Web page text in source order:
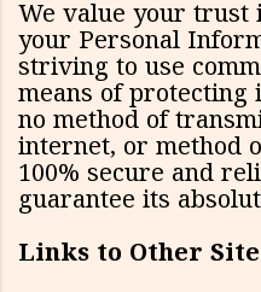
We value your
your Personal
striving to use
means of protecting
no method of
internet, or method
100% secure and
guarantee its
Links to Other